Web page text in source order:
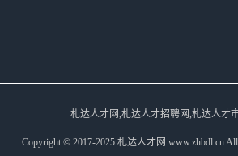
札达人才网,札达人才招聘网,札达人才
Copyright © 2017-2025 札达人才网 www.zhbdl.cn All